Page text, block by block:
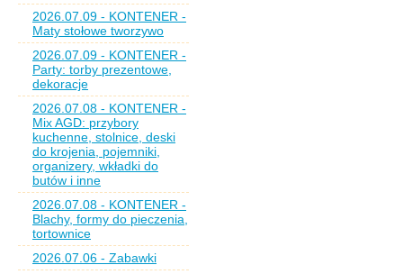
2026.07.09 - KONTENER -
Maty stołowe tworzywo
2026.07.09 - KONTENER -
Party: torby prezentowe,
dekoracje
2026.07.08 - KONTENER -
Mix AGD: przybory
kuchenne, stolnice, deski
do krojenia, pojemniki,
organizery, wkładki do
butów i inne
2026.07.08 - KONTENER -
Blachy, formy do pieczenia,
tortownice
2026.07.06 - Zabawki